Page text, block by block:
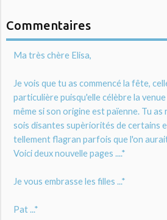
Commentaires
Ma très chère Elisa,
Je vois que tu as commencé la fête,
particulière puisqu'elle célèbre la
même si son origine est païenne. Tu
sois disantes supèriorités de certains
tellement flagran parfois que l'on
Voici deux nouvelle pages ....*
Je vous embrasse les filles ...*
Pat ...*